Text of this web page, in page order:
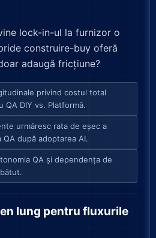
lock-in-ul la furnizor o
construire-buy oferă
adaugă fricțiune?
privind costul total
DIY vs. Platformă.
urmăresc rata de eșec a
după adoptarea AI.
QA și dependența de
lung pentru fluxurile